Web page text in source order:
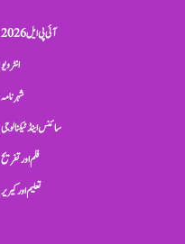
آئی پی ایل 2026
انٹرویو
شہرنامہ
سائنس اینڈ ٹیکنالوجی
فلم اور تفریح
تعلیم اور کیریر